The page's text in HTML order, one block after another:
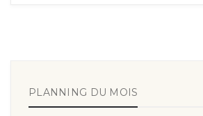
PLANNING DU MOIS